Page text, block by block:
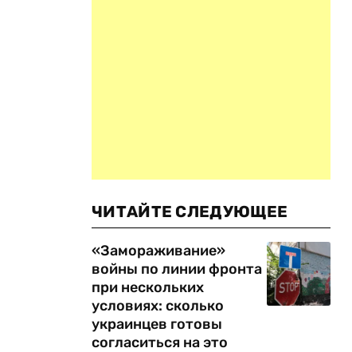
ЧИТАЙТЕ СЛЕДУЮЩЕЕ
«Замораживание»
войны по линии фронта
при нескольких
условиях: сколько
украинцев готовы
согласиться на это